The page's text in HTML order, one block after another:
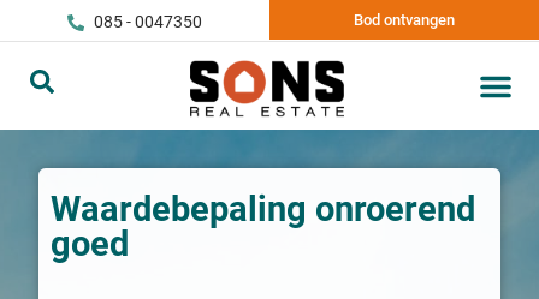
085 - 0047350 Bod ontvangen
Waardebepaling onroerend
goed